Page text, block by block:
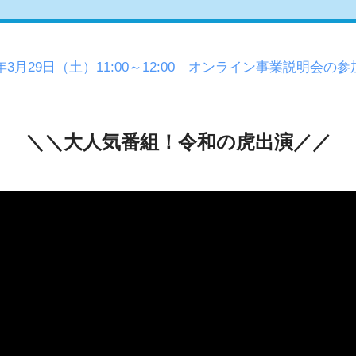
3月29日（土）11:00～12:00 オンライン事業説明会の参
＼＼大人気番組！令和の虎出演／／